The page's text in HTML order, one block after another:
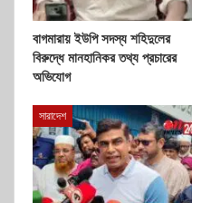
বাগমারায় ইউপি সদস্য শহিদুলের
বিরুদ্ধে মানহানিকর তথ্য প্রচারের
অভিযোগ
সারাদেশ